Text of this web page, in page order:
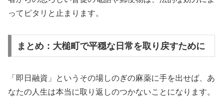
ってピタリと止まります。
まとめ：大槌町で平穏な日常を取り戻すために
「即日融資」というその場しのぎの麻薬に手を出せば、あ
なたの人生は本当に取り返しのつかないことになります。